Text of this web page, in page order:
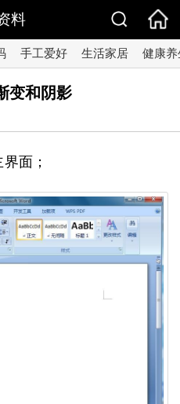
料
手工爱好 生活家居 健康养
变和阴影
面；